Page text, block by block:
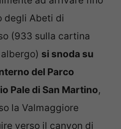
degli Abeti di
(933 sulla cartina
si snoda su
del Parco
Pale di San Martino,
la Valmaggiore
verso il canyon di